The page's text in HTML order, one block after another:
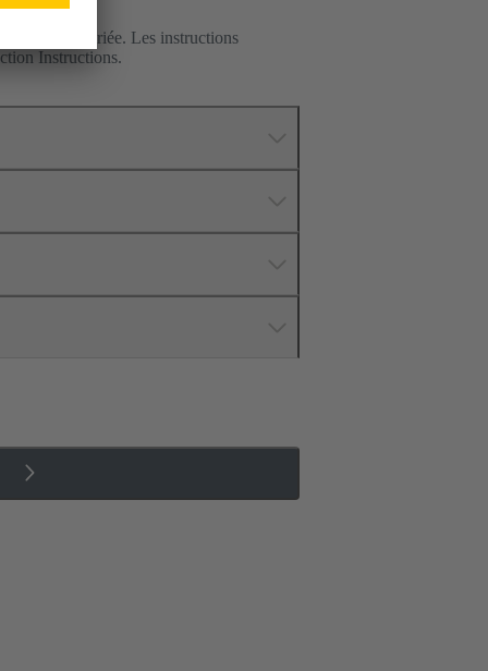
appropriée. Les instructions
Instructions.